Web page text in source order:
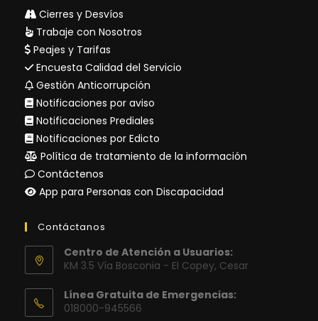
Cierres y Desvíos
Trabaje con Nosotros
Peajes y Tarifas
Encuesta Calidad del Servicio
Gestión Anticorrupción
Notificaciones por aviso
Notificaciones Prediales
Notificaciones por Edicto
Política de tratamiento de la información
Contáctenos
App para Personas con Discapacidad
Contáctanos
Centro de Atención a Usuarios:
KM 3.5 Vía Bosconia - El Copey, Cesar
Línea Gratuita de Emergencias:
018000-945566